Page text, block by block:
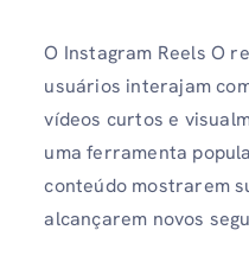
O Instagram Reels O
usuários interajam
vídeos curtos e
uma ferramenta
conteúdo mostrarem
alcançarem novos